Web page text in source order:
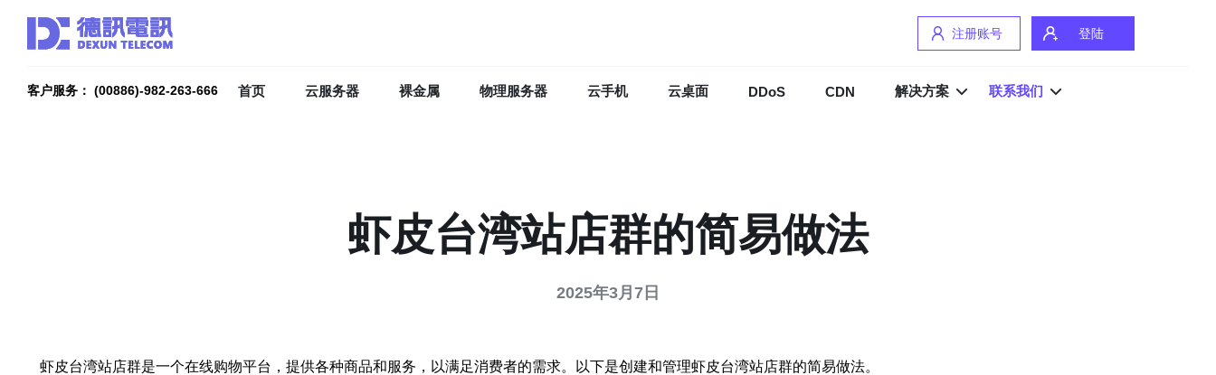
注册账号 登陆
客户服务： (00886)-982-263-666 首页 云服务器 裸金属 物理服务器 云手机 云桌面 DDoS CDN 解决方案 联系我们
虾皮台湾站店群的简易做法
2025年3月7日
虾皮台湾站店群是一个在线购物平台，提供各种商品和服务，以满足消费者的需求。以下是创建和管理虾皮台湾站店群的简易做法。